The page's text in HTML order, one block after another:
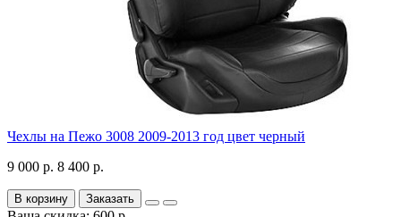
Чехлы на Пежо 3008 2009-2013 год цвет черный
9 000 р. 8 400 р.
В корзину Заказать